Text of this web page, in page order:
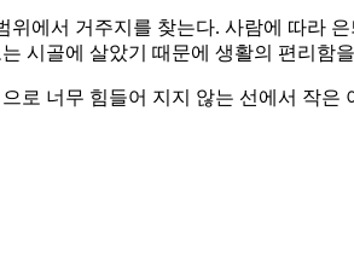
에서 거주지를 찾는다. 사람에 따라
시골에 살았기 때문에 생활의 편리함
로 너무 힘들어 지지 않는 선에서 작은